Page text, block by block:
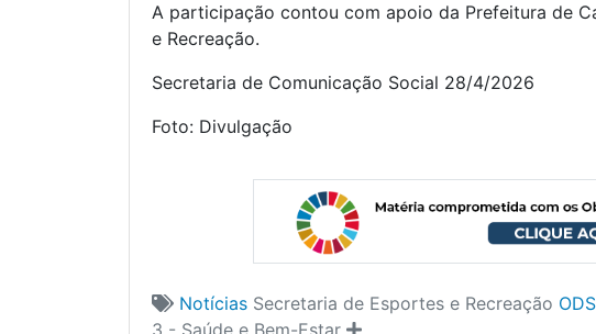
A participação contou com apoio da Prefeitura de
e Recreação.
Secretaria de Comunicação Social 28/4/2026
Foto: Divulgação
Notícias Secretaria de Esportes e Recreação
3 - Saúde e Bem-Estar